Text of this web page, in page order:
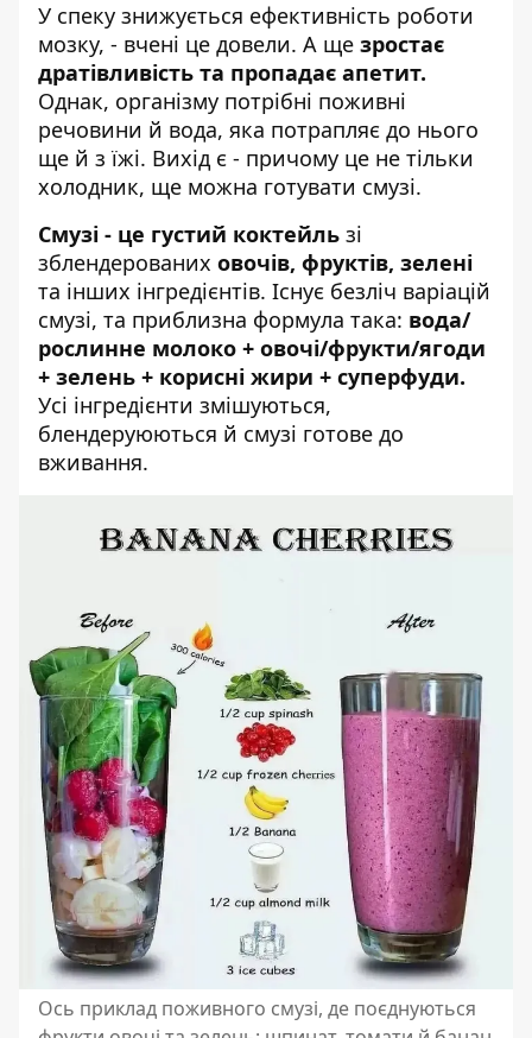
У спеку знижується ефективність роботи
мозку, - вчені це довели. А ще зростає
дратівливість та пропадає апетит.
Однак, організму потрібні поживні
речовини й вода, яка потрапляє до нього
ще й з їжі. Вихід є - причому це не тільки
холодник, ще можна готувати смузі.
Смузі - це густий коктейль зі
зблендерованих овочів, фруктів, зелені
та інших інгредієнтів. Існує безліч варіацій
смузі, та приблизна формула така: вода/
рослинне молоко + овочі/фрукти/ягоди
+ зелень + корисні жири + суперфуди.
Усі інгредієнти змішуються,
блендеруюються й смузі готове до
вживання.
Ось приклад поживного смузі, де поєднуються